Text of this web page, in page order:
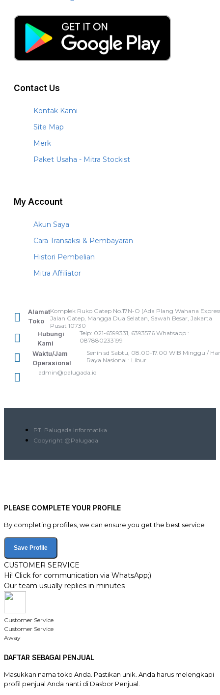
Contact Us
Kontak Kami
Site Map
Merk
Paket Usaha - Mitra Stockist
My Account
Akun Saya
Cara Transaksi & Pembayaran
Histori Pembelian
Mitra Affiliator
Alamat
Toko
Komplek Ruko Gatep No.17N-O (Ada Plang Wahana
Jalan Gatep, Mangga Dua Selatan, Sawah Besar, Jakarta
Pusat 10730
Hubungi
Kami
Telp: 021-6599331, 6393576 Whatsapp :
087880233199
Waktu/Jam
Operasional
Senin sd Sabtu, 08.00-17.00 WIB Minggu /
Raya Nasional : Libur
admin@palugada.id
PT. Palugada Informatika
Copyright @Palugada
PLEASE COMPLETE YOUR PROFILE
By completing profiles, we can ensure you get the best service
Save Profile
CUSTOMER SERVICE
Hi! Click for communication via WhatsApp;)
Our team usually replies in minutes
Customer Service
Customer Service
Away
DAFTAR SEBAGAI PENJUAL
Masukkan nama toko Anda. Pastikan unik. Anda harus melengkapi
profil penjual Anda nanti di Dasbor Penjual.